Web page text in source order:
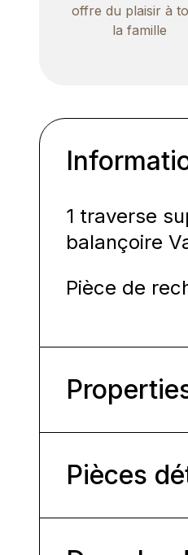
offre du plaisir à
la famille
1 traverse
balançoire
Pièce de
Pièces